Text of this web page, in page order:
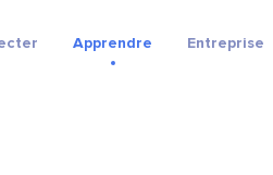
Apprendre Entreprise